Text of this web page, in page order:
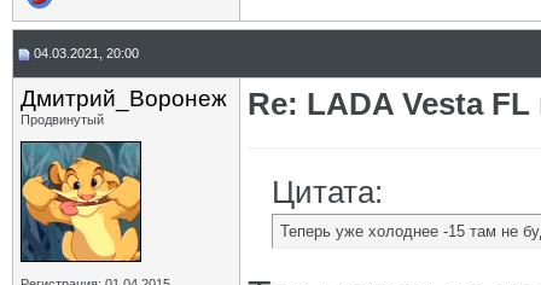
04.03.2021, 20:00
Дмитрий_Воронеж
Продвинутый Re: LADA Vesta
Цитата:
Теперь уже холоднее -15 там не